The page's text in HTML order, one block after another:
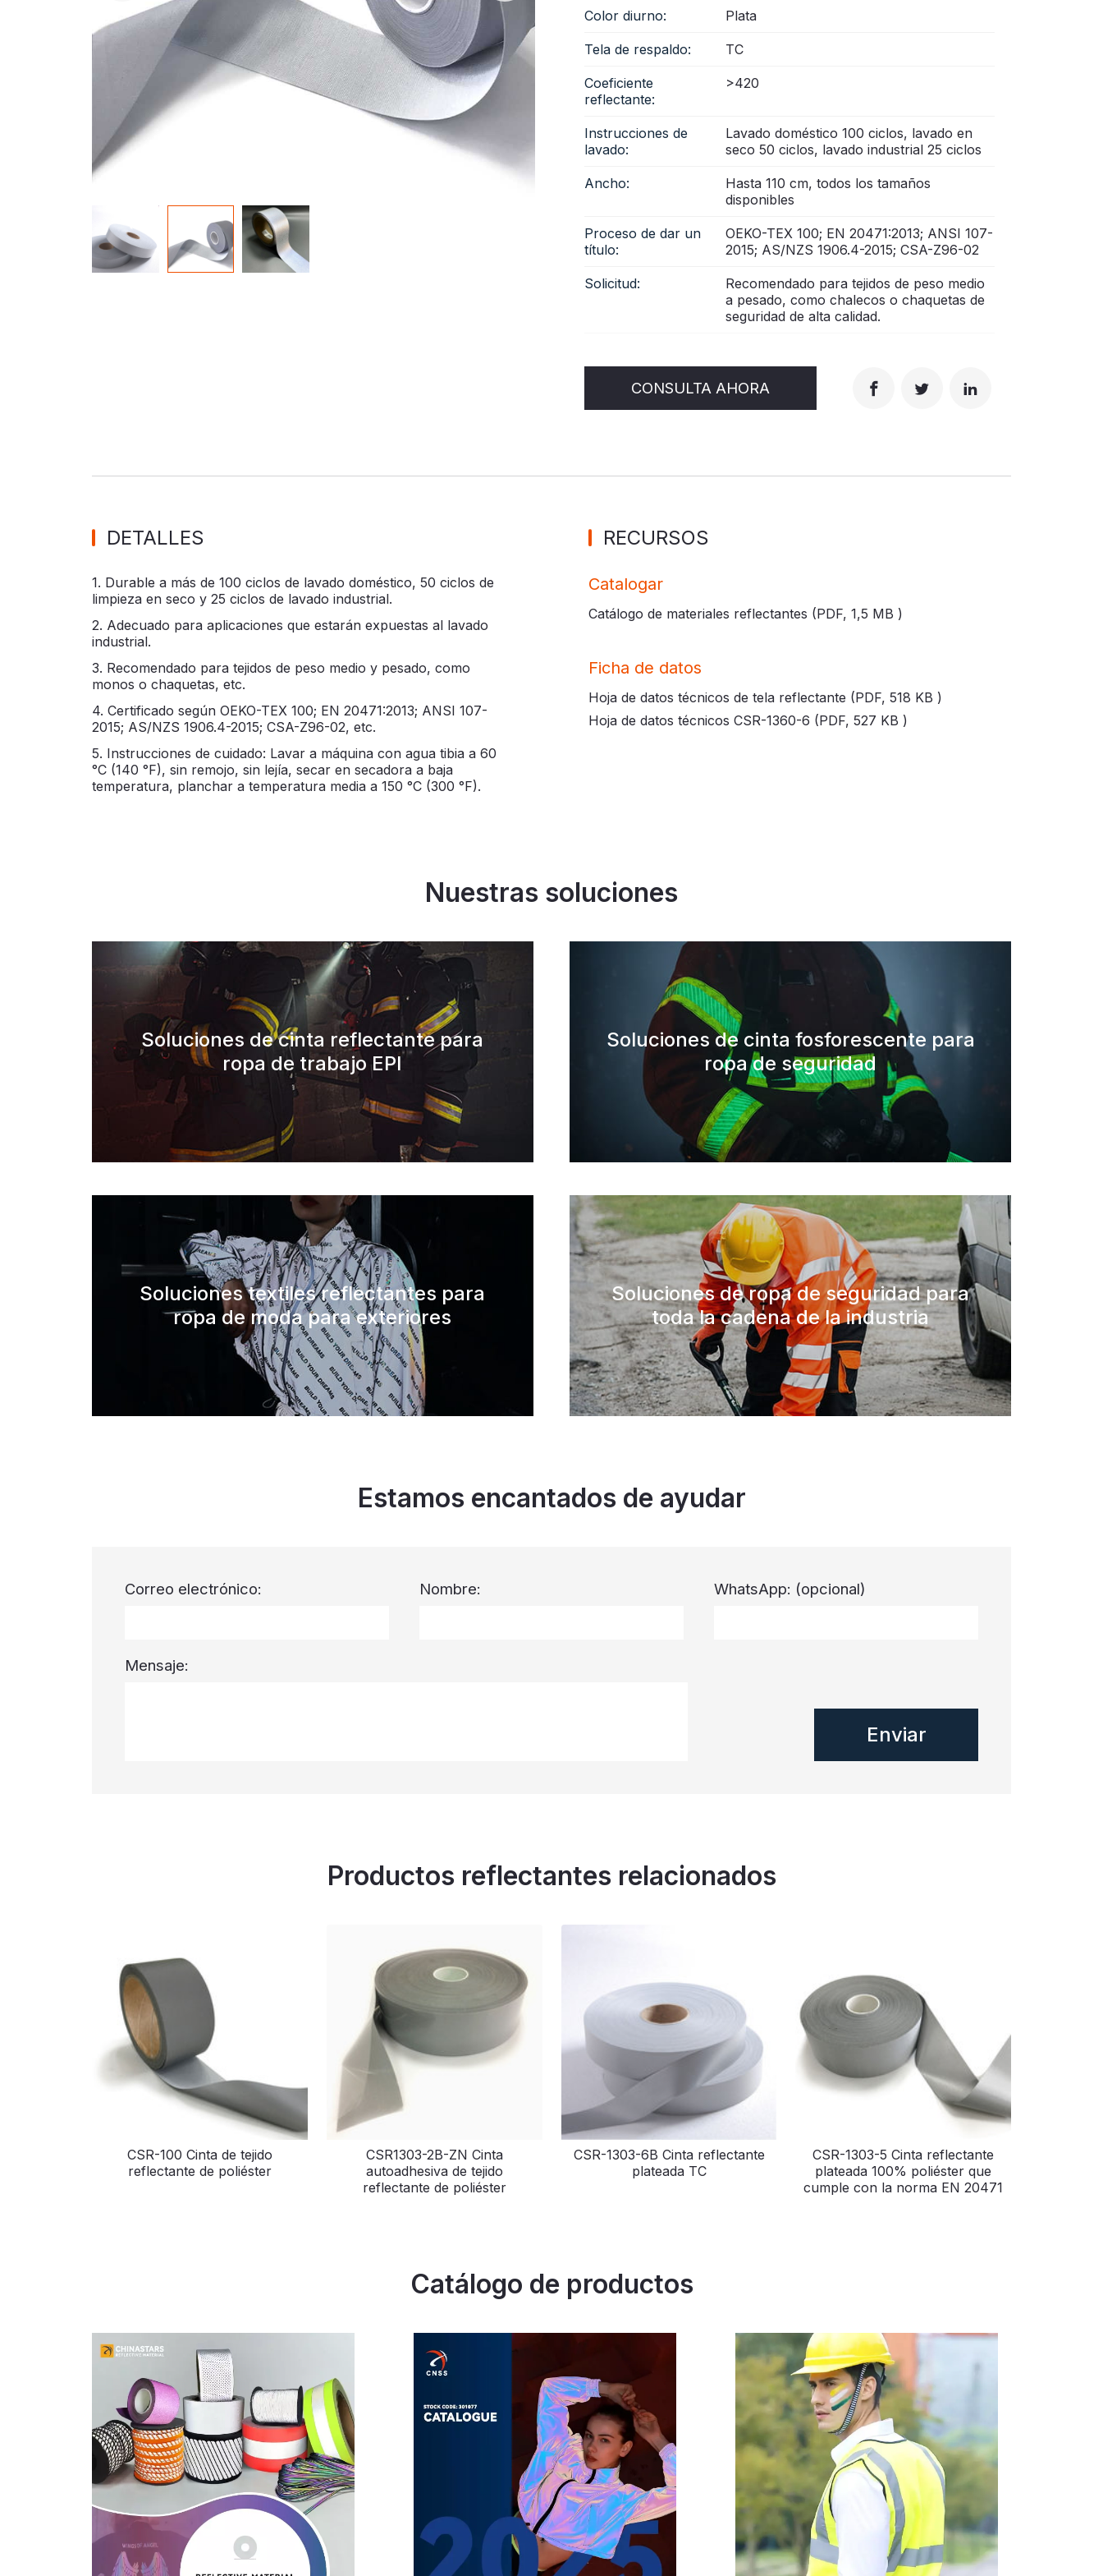
de material que brilla en la
oscuridad
Color diurno: Plata
Tela de respaldo: TC
Coeficiente
reflectante:
>420
Instrucciones de
lavado:
Lavado doméstico 100 ciclos, lavado en
seco 50 ciclos, lavado industrial 25 ciclos
Ancho:
Hasta 110 cm, todos los tamaños
disponibles
Proceso de dar un
título:
OEKO-TEX 100; EN 20471:2013; ANSI 107-
2015; AS/NZS 1906.4-2015; CSA-Z96-02
Solicitud:
Recomendado para tejidos de peso medio
a pesado, como chalecos o chaquetas de
seguridad de alta calidad.
CONSULTA AHORA
DETALLES
1. Durable a más de 100 ciclos de lavado doméstico, 50 ciclos de
limpieza en seco y 25 ciclos de lavado industrial.
2. Adecuado para aplicaciones que estarán expuestas al lavado
industrial.
3. Recomendado para tejidos de peso medio y pesado, como
monos o chaquetas, etc.
4. Certificado según OEKO-TEX 100; EN 20471:2013; ANSI 107-
2015; AS/NZS 1906.4-2015; CSA-Z96-02, etc.
5. Instrucciones de cuidado: Lavar a máquina con agua tibia a 60
°C (140 °F), sin remojo, sin lejía, secar en secadora a baja
temperatura, planchar a temperatura media a 150 °C (300 °F).
RECURSOS
Catalogar
Catálogo de materiales reflectantes (PDF, 1,5 MB )
Ficha de datos
Hoja de datos técnicos de tela reflectante (PDF, 518 KB )
Hoja de datos técnicos CSR-1360-6 (PDF, 527 KB )
Nuestras soluciones
Soluciones de cinta reflectante para
ropa de trabajo EPI
Soluciones de cinta fosforescente para
ropa de seguridad
Soluciones textiles reflectantes para
ropa de moda para exteriores
Soluciones de ropa de seguridad para
toda la cadena de la industria
Estamos encantados de ayudar
Correo electrónico: Nombre: WhatsApp: (opcional)
Mensaje:
Productos reflectantes relacionados
CSR-100 Cinta de tejido
reflectante de poliéster
CSR1303-2B-ZN Cinta
autoadhesiva de tejido
reflectante de poliéster
CSR-1303-6B Cinta reflectante
plateada TC
CSR-1303-5 Cinta reflectante
plateada 100% poliéster que
cumple con la norma EN 20471
Catálogo de productos